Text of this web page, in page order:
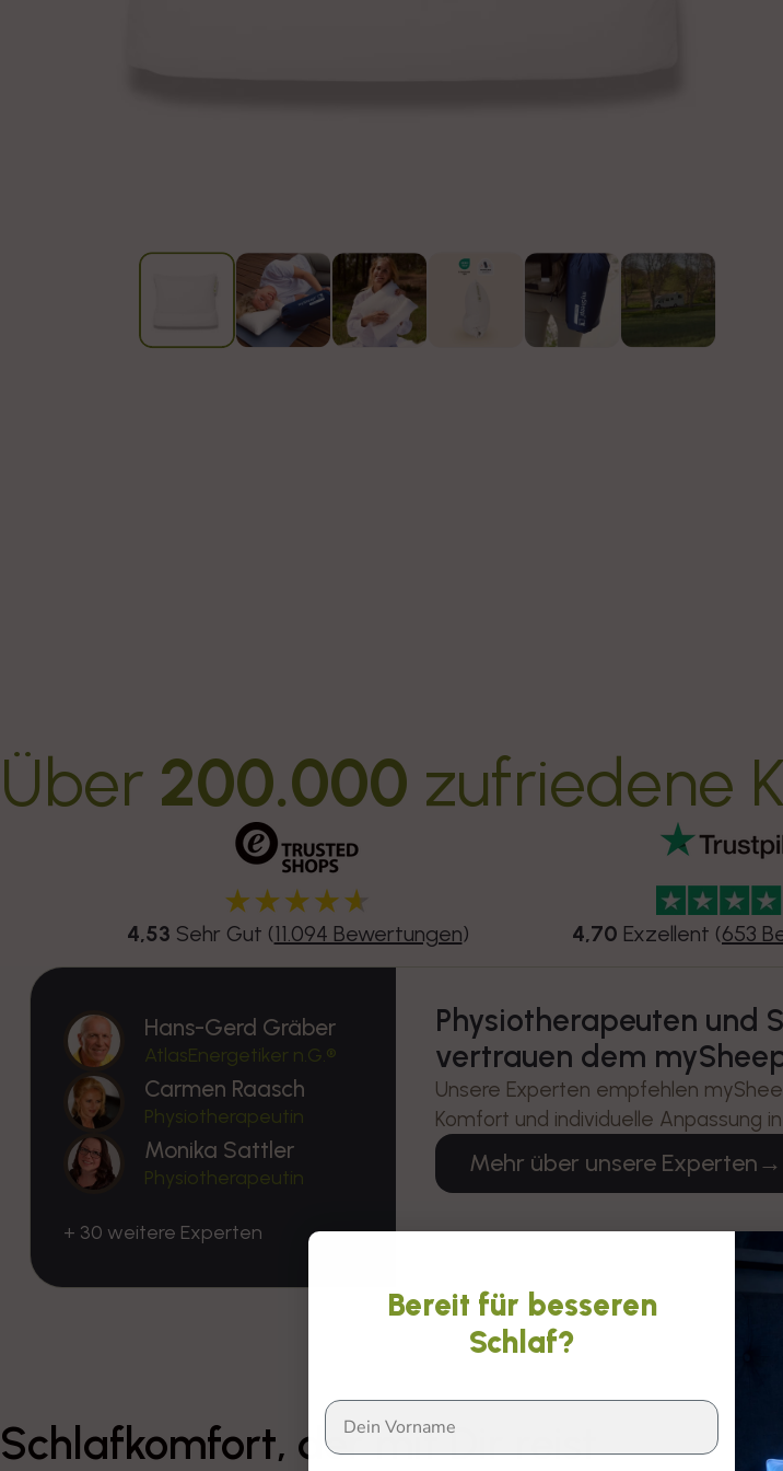
Über 200.000 zufriedene
4,53 Sehr Gut (11.094 Bewertungen) 4,70 Exzellent (653
Hans-Gerd Gräber
AtlasEnergetiker n.G.®
Carmen Raasch
Physiotherapeutin
Monika Sattler
Physiotherapeutin
+ 30 weitere Experten
Physiotherapeuten und
vertrauen dem
Unsere Experten empfehlen
Komfort und individuelle Anpassung
Mehr über unsere Experten→
Schlafkomfort, der mit Dir reist
Bereit für besseren
Schlaf?